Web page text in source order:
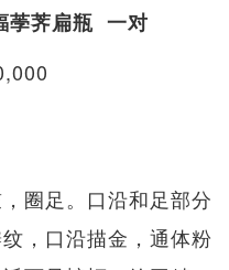
荸荠扁瓶 一对
圈足。口沿和足部分
，口沿描金，通体粉